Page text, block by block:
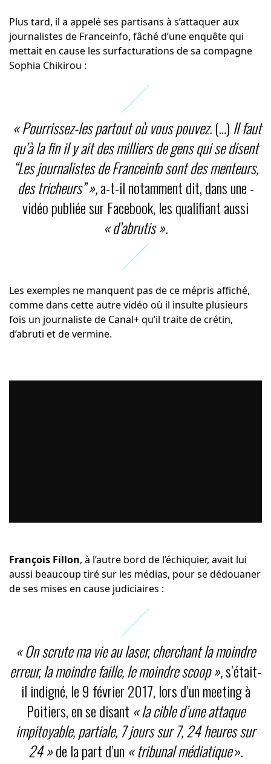
Plus tard, il a appelé ses partisans à s’attaquer aux
journalistes de Franceinfo, fâché d’une enquête qui
mettait en cause les surfacturations de sa compagne
Sophia Chikirou :
« Pourrissez-les partout où vous pouvez.(…)Il faut
qu’à la fin il y ait des milliers de gens qui se disent
“Les journalistes de Franceinfo sont des menteurs,
des tricheurs” »,a-t-il notamment dit, dans une ­
vidéo publiée sur Facebook, les qualifiant aussi
« d’abrutis ».
Les exemples ne manquent pas de ce mépris affiché,
comme dans cette autre vidéo où il insulte plusieurs
fois un journaliste de Canal+ qu’il traite de crétin,
d’abruti et de vermine.
François Fillon, à l’autre bord de l’échiquier, avait lui
aussi beaucoup tiré sur les médias, pour se dédouaner
de ses mises en cause judiciaires :
« On scrute ma vie au laser, cherchant la moindre
erreur, la moindre faille, le moindre scoop »,s’était-
il indigné, le 9 février 2017, lors d’un meeting à
Poitiers, en se disant « la cible d’une attaque
impitoyable, partiale, 7 jours sur 7, 24 heures sur
24 »de la part d’un « tribunal médiatique».